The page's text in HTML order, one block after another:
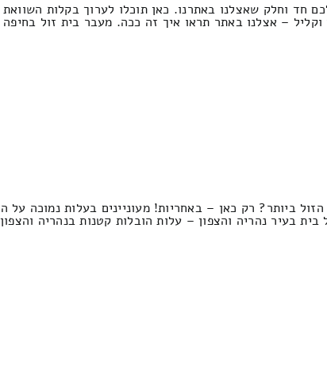
חד וחלק שאצלנו באתרנו. כאן תוכלו לערוך בקלות
– אצלנו באתר תראו איך זה ככה. מעבר בית זול
ביותר? רק כאן – באחריות! מעוניינים בעלות נמוכה על
בעיר נהריה והצפון – עלות הובלות קטנות בנהריה